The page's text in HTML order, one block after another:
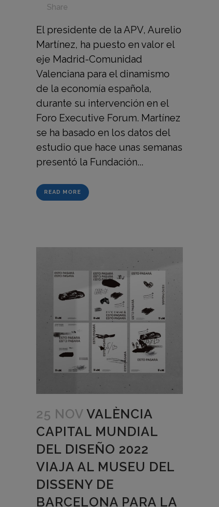
Share
El presidente de la APV, Aurelio
Martínez, ha puesto en valor el
eje Madrid-Comunidad
Valenciana para el dinamismo
de la economía española,
durante su intervención en el
Foro Executive Forum. Martínez
se ha basado en los datos del
estudio que hace unas semanas
presentó la Fundación...
READ MORE
25 NOV VALÈNCIA
CAPITAL MUNDIAL
DEL DISEÑO 2022
VIAJA AL MUSEU DEL
DISSENY DE
BARCELONA PARA LA